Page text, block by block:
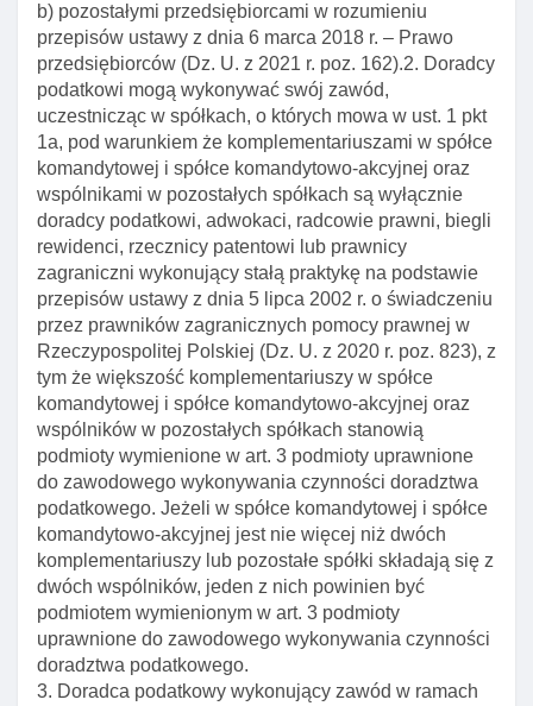
b) pozostałymi przedsiębiorcami w rozumieniu
przepisów ustawy z dnia 6 marca 2018 r. – Prawo
przedsiębiorców (Dz. U. z 2021 r. poz. 162).2. Doradcy
podatkowi mogą wykonywać swój zawód,
uczestnicząc w spółkach, o których mowa w ust. 1 pkt
1a, pod warunkiem że komplementariuszami w spółce
komandytowej i spółce komandytowo-akcyjnej oraz
wspólnikami w pozostałych spółkach są wyłącznie
doradcy podatkowi, adwokaci, radcowie prawni, biegli
rewidenci, rzecznicy patentowi lub prawnicy
zagraniczni wykonujący stałą praktykę na podstawie
przepisów ustawy z dnia 5 lipca 2002 r. o świadczeniu
przez prawników zagranicznych pomocy prawnej w
Rzeczypospolitej Polskiej (Dz. U. z 2020 r. poz. 823), z
tym że większość komplementariuszy w spółce
komandytowej i spółce komandytowo-akcyjnej oraz
wspólników w pozostałych spółkach stanowią
podmioty wymienione w art. 3 podmioty uprawnione
do zawodowego wykonywania czynności doradztwa
podatkowego. Jeżeli w spółce komandytowej i spółce
komandytowo-akcyjnej jest nie więcej niż dwóch
komplementariuszy lub pozostałe spółki składają się z
dwóch wspólników, jeden z nich powinien być
podmiotem wymienionym w art. 3 podmioty
uprawnione do zawodowego wykonywania czynności
doradztwa podatkowego.
3. Doradca podatkowy wykonujący zawód w ramach
Rozdział 3. Wpis do rejestru osób prawnych
uprawnionych do wykonywania doradztwa
podatkowego
Art. 14. Rejestr osób prawnych uprawnionych do
wykonywania doradztwa podatkowego
Art. 15. Oznaczenie "spółka doradztwa
podatkowego"
Art. 16. Przesłanki skreślenia osoby prawnej z
rejestru
Art. 17. Odpowiedzialność za spółki doradztwa
podatkowego
Art. 18. Decyzje ministra właściwego do spraw
finansów publicznych o wpisie, odmowie wpisu I
skreśleniu z rejestru
Art. 19. Opłata za wpis do rejestru
Rozdział 4. Egzamin na doradcę podatkowego
Art. 20. Zakres egzaminu na doradcę podatkowego
Art. 21. Dopuszczenie do egzaminu na doradcę
podatkowego
Art. 22. Komisja egzaminacyjna
Art. 22a. Uznanie kwalifikacji a test umiejętnośCI